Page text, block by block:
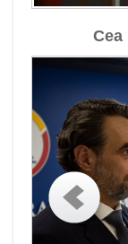
Cea